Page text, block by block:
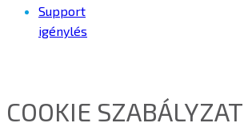
Support
igénylés
COOKIE SZABÁLYZAT